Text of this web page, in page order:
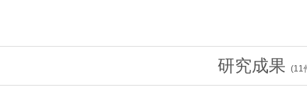
研究成果 (11